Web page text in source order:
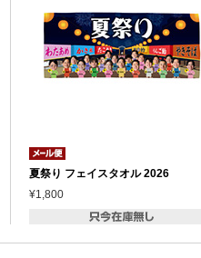
夏祭り フェイスタオル 2026
¥1,800